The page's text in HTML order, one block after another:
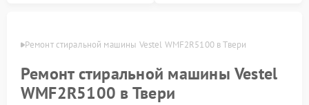
Ремонт стиральной машины Vestel WMF2R5100 в Твери
Ремонт стиральной машины Vestel
WMF2R5100 в Твери